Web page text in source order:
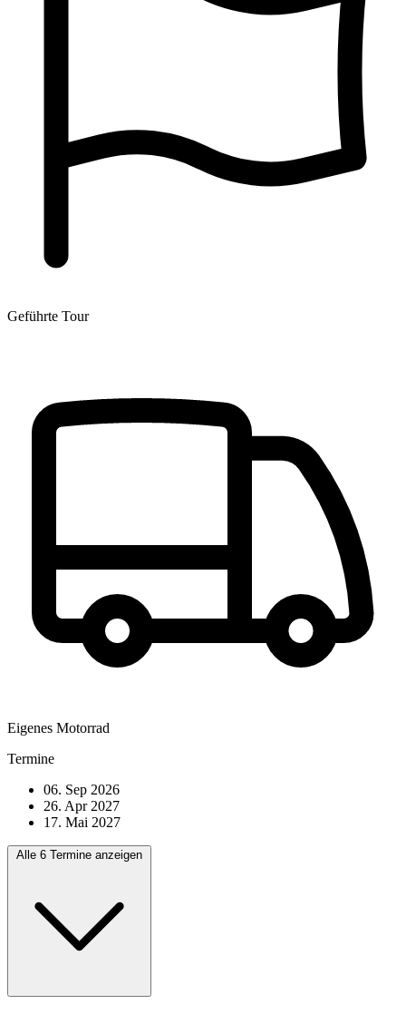
Geführte Tour
Eigenes Motorrad
Termine
06. Sep 2026
26. Apr 2027
17. Mai 2027
Alle 6 Termine anzeigen